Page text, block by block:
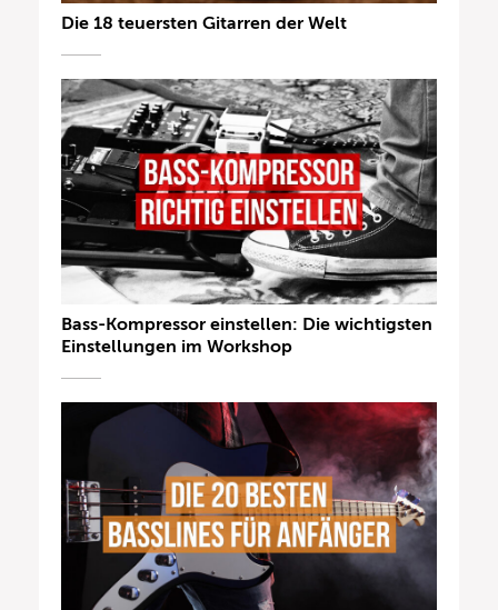
Die 18 teuersten Gitarren der Welt
Bass-Kompressor einstellen: Die wichtigsten
Einstellungen im Workshop